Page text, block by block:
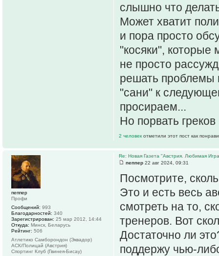
слышно что
Может хватит
и пора просто
"косяки",
не просто
решать проблемы
"сани" к
просираем...
Но порвать
2 человек отметили этот пост как
Re: Новая Газета "Австрия. Любимая
пеппер 22 авг 2024, 09:31
Посмотрите,
Это и есть весь
смотреть на то,
тренеров. Вот
Достаточно ли
поддержу чью-
пеппер
Профи
Сообщений: 993
Благодарностей: 340
Зарегистрирован: 25 мар 2012, 14:44
Откуда: Минск, Беларусь
Рейтинг: 506
Атлетико Самборондон (Эквадор)
АСК/Полицай (Австрия)
Спортинг Клуб (Гвинея-Бисау)